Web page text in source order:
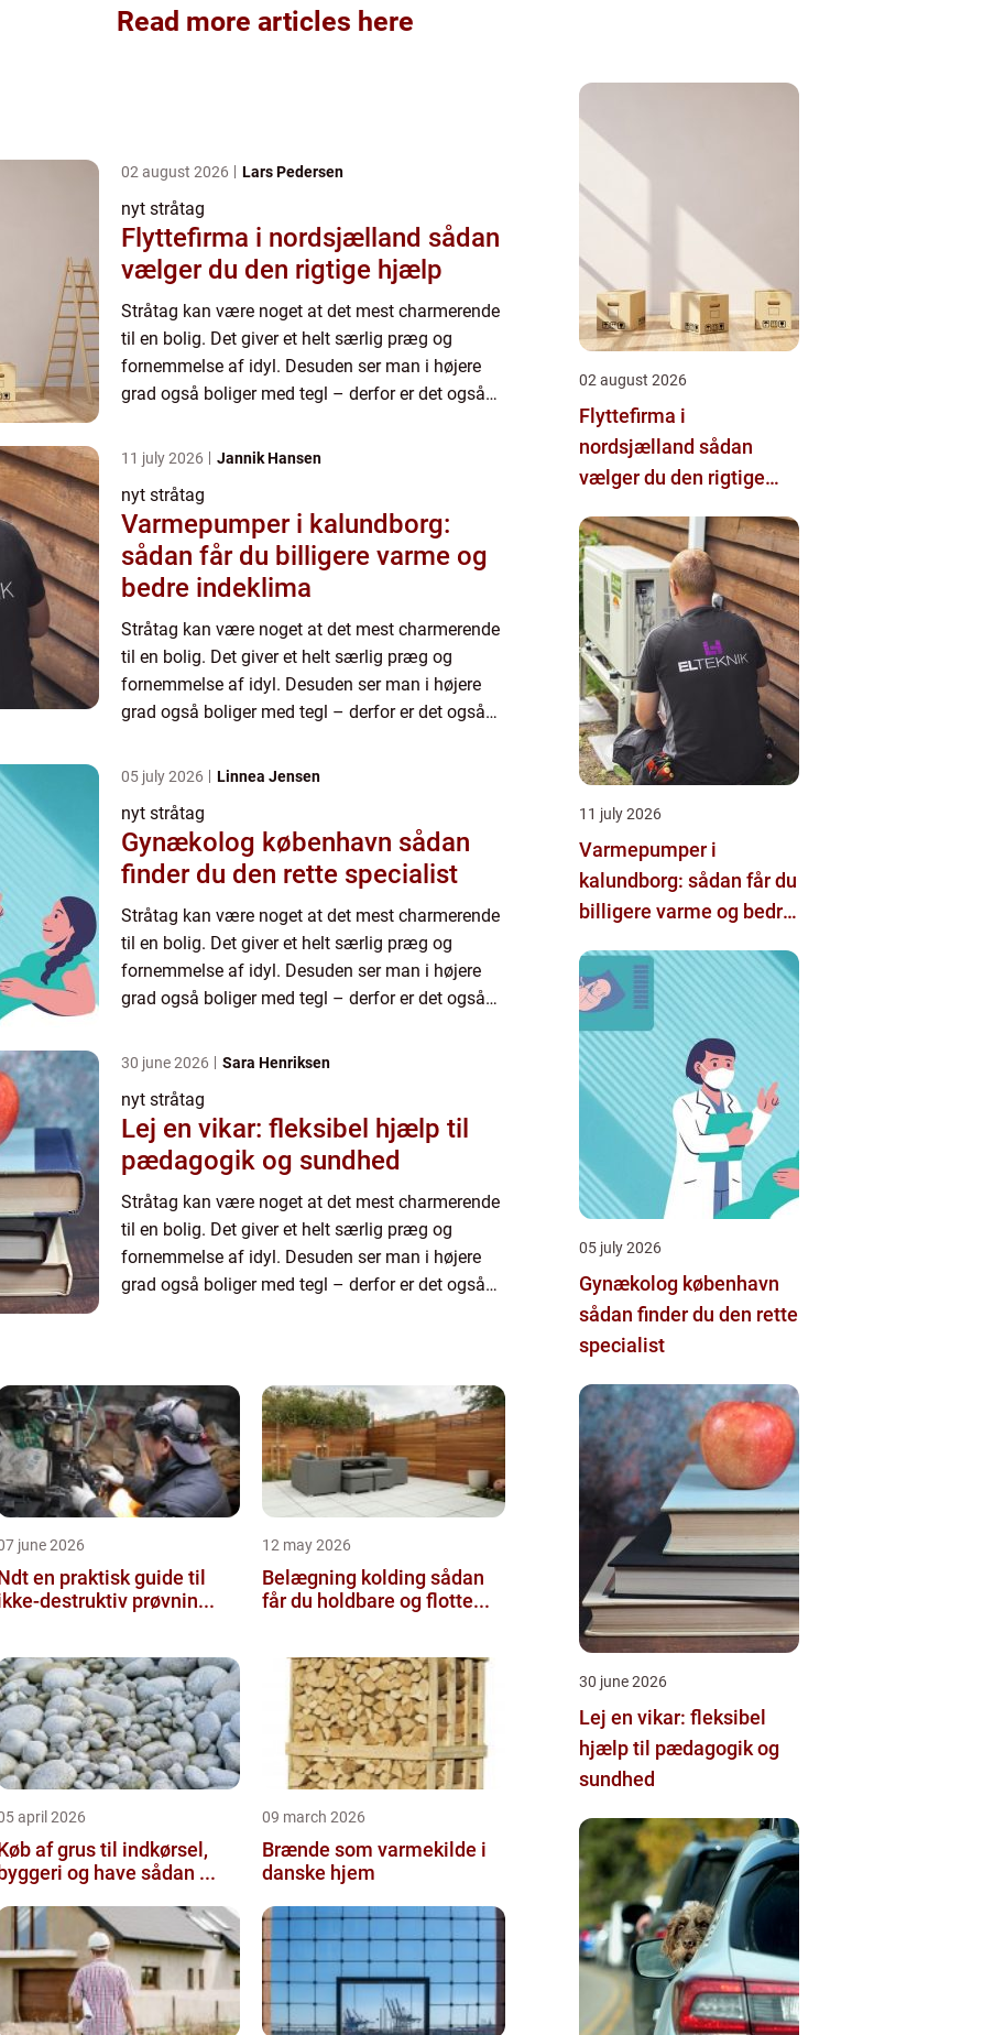
Read more articles here
02 august 2026 Lars Pedersen
nyt stråtag
Flyttefirma i nordsjælland sådan
vælger du den rigtige hjælp
Stråtag kan være noget at det mest charmerende
til en bolig. Det giver et helt særlig præg og
fornemmelse af idyl. Desuden ser man i højere
grad også boliger med tegl – derfor er det også
11 july 2026 Jannik Hansen
nyt stråtag
Varmepumper i kalundborg:
sådan får du billigere varme og
bedre indeklima
Stråtag kan være noget at det mest charmerende
til en bolig. Det giver et helt særlig præg og
fornemmelse af idyl. Desuden ser man i højere
grad også boliger med tegl – derfor er det også
05 july 2026 Linnea Jensen
nyt stråtag
Gynækolog københavn sådan
finder du den rette specialist
Stråtag kan være noget at det mest charmerende
til en bolig. Det giver et helt særlig præg og
fornemmelse af idyl. Desuden ser man i højere
grad også boliger med tegl – derfor er det også
30 june 2026 Sara Henriksen
nyt stråtag
Lej en vikar: fleksibel hjælp til
pædagogik og sundhed
Stråtag kan være noget at det mest charmerende
til en bolig. Det giver et helt særlig præg og
fornemmelse af idyl. Desuden ser man i højere
grad også boliger med tegl – derfor er det også
june 2026
praktisk guide til
destruktiv prøvnin...
12 may 2026
Belægning kolding sådan
får du holdbare og flotte...
april 2026
af grus til indkørsel,
byggeri og have sådan ...
09 march 2026
Brænde som varmekilde i
danske hjem
02 august 2026
Flyttefirma i
nordsjælland sådan
vælger du den rigtige
11 july 2026
Varmepumper i
kalundborg: sådan får du
billigere varme og bedre
05 july 2026
Gynækolog københavn
sådan finder du den rette
specialist
30 june 2026
Lej en vikar: fleksibel
hjælp til pædagogik og
sundhed